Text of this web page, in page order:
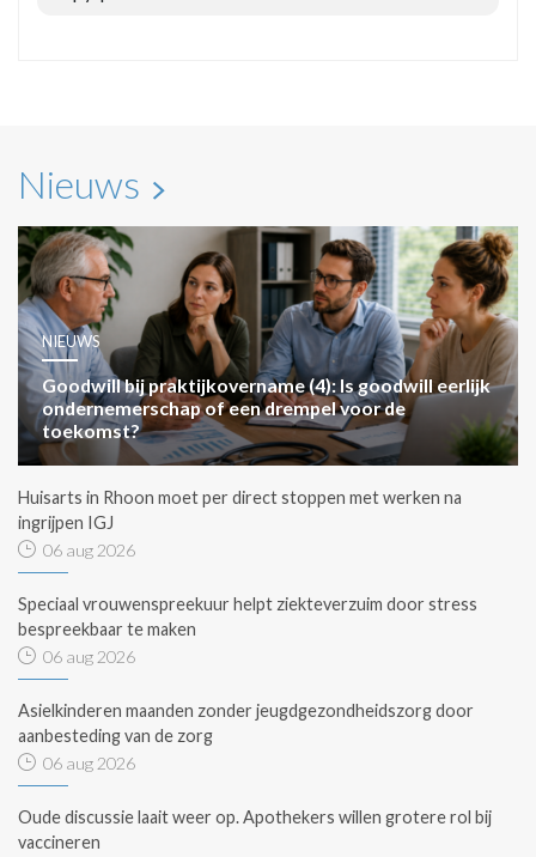
Nieuws
NIEUWS
Goodwill bij praktijkovername (4): Is goodwill eerlijk
ondernemerschap of een drempel voor de
toekomst?
Huisarts in Rhoon moet per direct stoppen met werken na
ingrijpen IGJ
06 aug 2026
Speciaal vrouwenspreekuur helpt ziekteverzuim door stress
bespreekbaar te maken
06 aug 2026
Asielkinderen maanden zonder jeugdgezondheidszorg door
aanbesteding van de zorg
06 aug 2026
Oude discussie laait weer op. Apothekers willen grotere rol bij
vaccineren